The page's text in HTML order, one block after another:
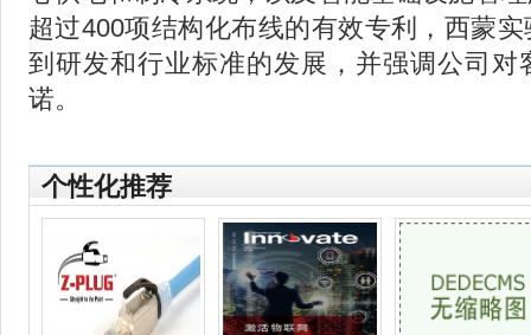
超过400项结构化布线的有效专利，西蒙
到研发和行业标准的发展，并强调公司对
诺。
个性化推荐